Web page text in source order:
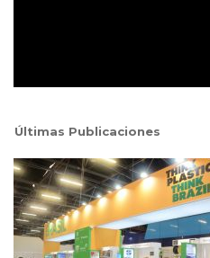
Últimas Publicaciones